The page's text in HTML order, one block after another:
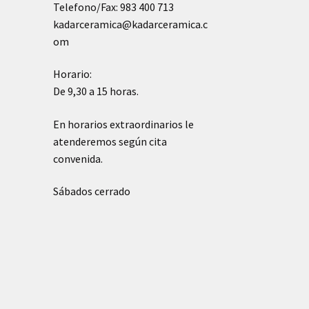
Telefono/Fax: 983 400 713
kadarceramica@kadarceramica.c
om
Horario:
De 9,30 a 15 horas.
En horarios extraordinarios le
atenderemos según cita
convenida.
Sábados cerrado